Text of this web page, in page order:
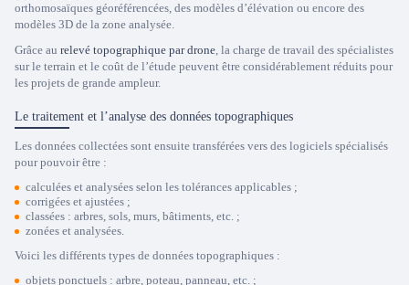
orthomosaïques géoréférencées, des modèles d’élévation ou encore des
modèles 3D de la zone analysée.
Grâce au relevé topographique par drone, la charge de travail des spécialistes
sur le terrain et le coût de l’étude peuvent être considérablement réduits pour
les projets de grande ampleur.
Le traitement et l’analyse des données topographiques
Les données collectées sont ensuite transférées vers des logiciels spécialisés
pour pouvoir être :
calculées et analysées selon les tolérances applicables ;
corrigées et ajustées ;
classées : arbres, sols, murs, bâtiments, etc. ;
zonées et analysées.
Voici les différents types de données topographiques :
objets ponctuels : arbre, poteau, panneau, etc. ;